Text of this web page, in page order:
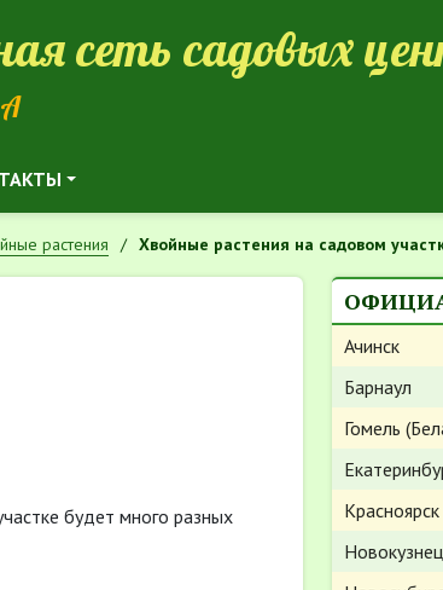
сеть садовых
растения Хвойные растения на садовом
будет много разных
Ачинск
Барнаул
Гомель
Красноярск